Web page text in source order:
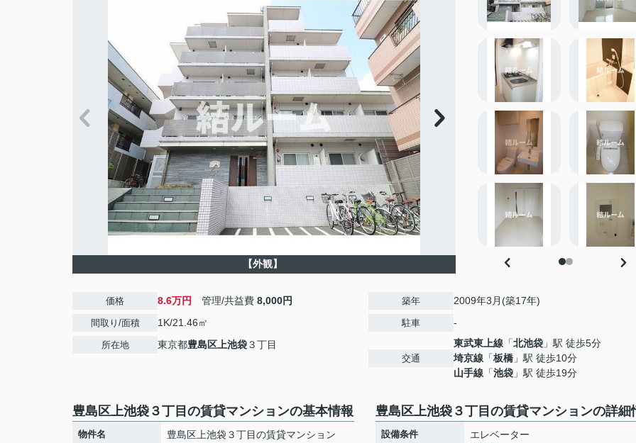
【外観】
価格 8.6万円 管理/共益費 8,000円
間取り/面積 1K/21.46㎡
所在地 東京都豊島区 上池袋３丁目
築年 2009年3月(築17年)
駐車 -
交通
東武東上線 「北池袋 」駅 徒歩5分
埼京線 「板橋 」駅 徒歩10分
山手線 「池袋 」駅 徒歩19分
豊島区上池袋３丁目の賃貸マンションの基本情報
物件名 豊島区上池袋３丁目の賃貸マンション
豊島区上池袋３丁目の賃貸マンションの詳細
設備条件
エレベーター